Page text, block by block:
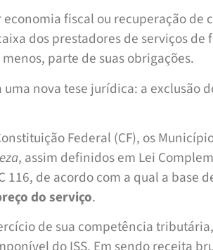
fiscal ou recuperação de
dos prestadores de serviços de
parte de suas obrigações.
nova tese jurídica: a exclusão
Federal (CF), os
, assim definidos em Lei
116, de acordo com a qual a base
do serviço.
de sua competência